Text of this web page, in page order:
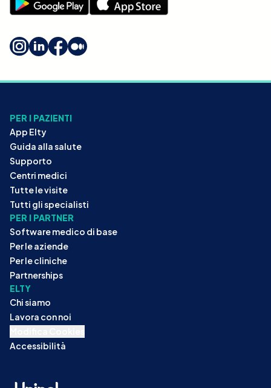
PER I PAZIENTI
App Elty
Guida alla salute
Supporto
Centri medici
Tutte le visite
Tutti gli specialisti
PER I PARTNER
Software medico di base
Per le aziende
Per le cliniche
Partnerships
ELTY
Chi siamo
Lavora con noi
Accessibilità